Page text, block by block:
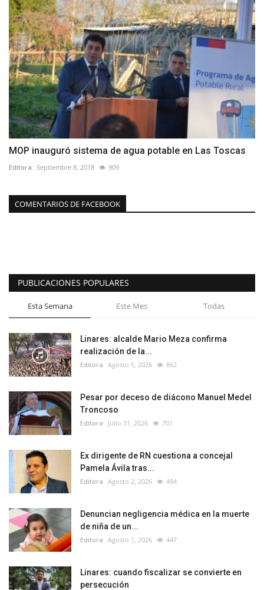
MOP inauguró sistema de agua potable en Las Toscas
Editora Septiembre 8, 2018 909
COMENTARIOS DE FACEBOOK
PUBLICACIONES POPULARES
Esta Semana Este Mes Todas
Linares: alcalde Mario Meza confirma
realización de la...
Editora Agosto 5, 2026 862
Pesar por deceso de diácono Manuel Medel
Troncoso
Editora Julio 31, 2026 701
Ex dirigente de RN cuestiona a concejal
Pamela Ávila tras...
Editora Agosto 2, 2026 494
Denuncian negligencia médica en la muerte
de niña de un...
Editora Agosto 1, 2026 447
Linares: cuando fiscalizar se convierte en
persecución